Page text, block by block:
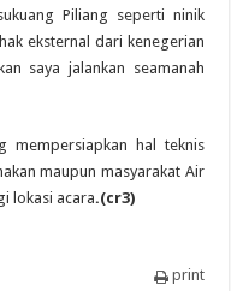
Piliang seperti ninik
eksternal dari kenegerian
saya jalankan seamanah
mempersiapkan hal teknis
maupun masyarakat Air
lokasi acara.(cr3)
print